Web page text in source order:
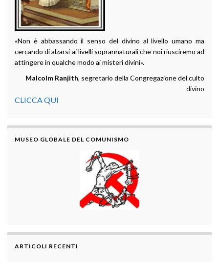
«Non è abbassando il senso del divino al livello umano ma
cercando di alzarsi ai livelli soprannaturali che noi riusciremo ad
attingere in qualche modo ai misteri divini».
Malcolm Ranjith, segretario della Congregazione del culto
divino
CLICCA QUI
MUSEO GLOBALE DEL COMUNISMO
ARTICOLI RECENTI